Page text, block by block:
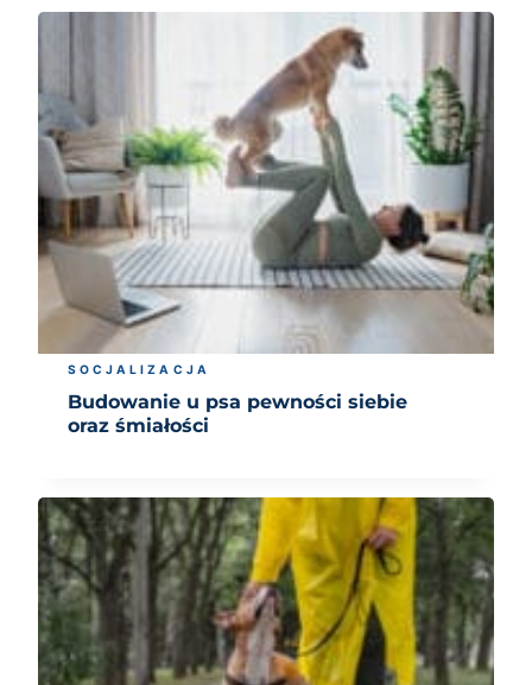
SOCJALIZACJA
Budowanie u psa pewności siebie
oraz śmiałości